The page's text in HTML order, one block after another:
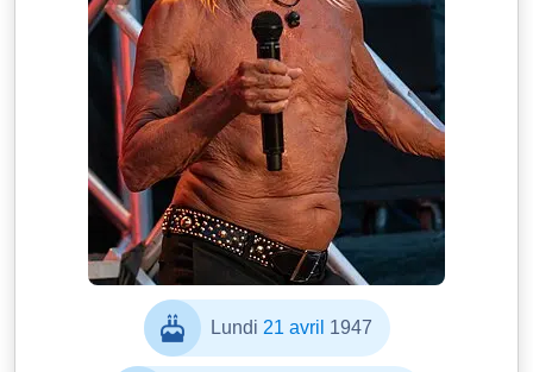
Lundi 21 avril 1947